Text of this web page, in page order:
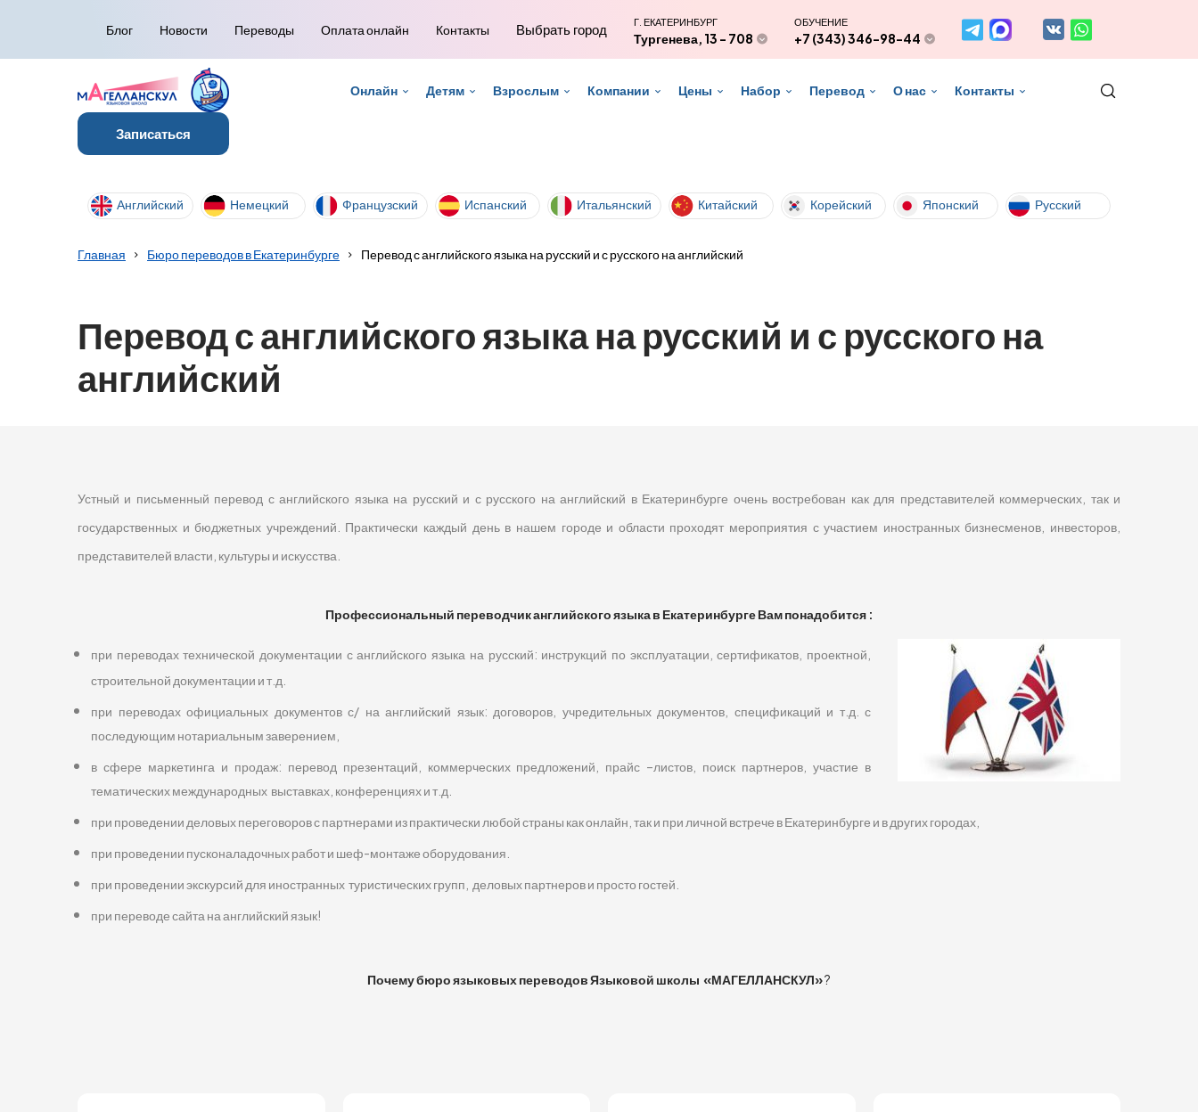
Блог Новости Переводы Оплата онлайн Контакты Выбрать город Г. ЕКАТЕРИНБУРГ
Тургенева, 13 - 708
ОБУЧЕНИЕ
+7 (343) 346-98-44
Онлайн Детям Взрослым Компании Цены Набор Перевод О нас Контакты
Записаться
Английский Немецкий Французский Испанский Итальянский Китайский Корейский Японский Русский
Главная Бюро переводов в Екатеринбурге Перевод с английского языка на русский и с русского на английский
Перевод с английского языка на русский и с русского на
английский
Устный и письменный перевод с английского языка на русский и с русского на английский в Екатеринбурге очень востребован как для представителей коммерческих, так и
государственных и бюджетных учреждений. Практически каждый день в нашем городе и области проходят мероприятия с участием иностранных бизнесменов, инвесторов,
представителей власти, культуры и искусства.
Профессиональный переводчик английского языка в Екатеринбурге Вам понадобится :
при переводах технической документации с английского языка на русский: инструкций по эксплуатации, сертификатов, проектной,
строительной документации и т.д.
при переводах официальных документов с/ на английский язык: договоров, учредительных документов, спецификаций и т.д. с
последующим нотариальным заверением,
в сфере маркетинга и продаж: перевод презентаций, коммерческих предложений, прайс –листов, поиск партнеров, участие в
тематических международных выставках, конференциях и т.д.
при проведении деловых переговоров с партнерами из практически любой страны как онлайн, так и при личной встрече в Екатеринбурге и в других городах,
при проведении пусконаладочных работ и шеф-монтаже оборудования.
при проведении экскурсий для иностранных туристических групп, деловых партнеров и просто гостей.
при переводе сайта на английский язык!
Почему бюро языковых переводов Языковой школы «МАГЕЛЛАНСКУЛ»?